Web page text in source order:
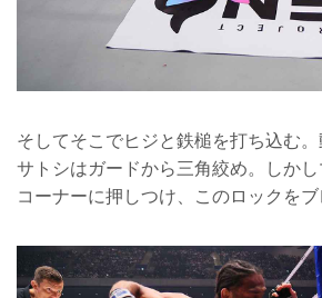
そしてそこでヒジと鉄槌を打ち込む
サトシはガードから三角絞め。しか
コーナーに押しつけ、このロックをブ